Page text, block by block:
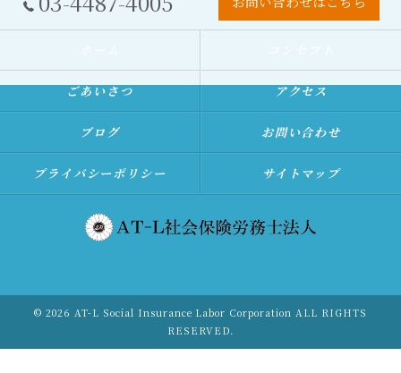
ごあいさつ アクセス
ブログ お問い合わせ
プライバシーポリシー サイトマップ
© 2026 AT-L Social Insurance Labor Corporation ALL RIGHTS
RESERVED.